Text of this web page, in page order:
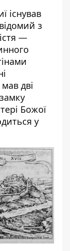
існував
з
—
дві
Божої
у